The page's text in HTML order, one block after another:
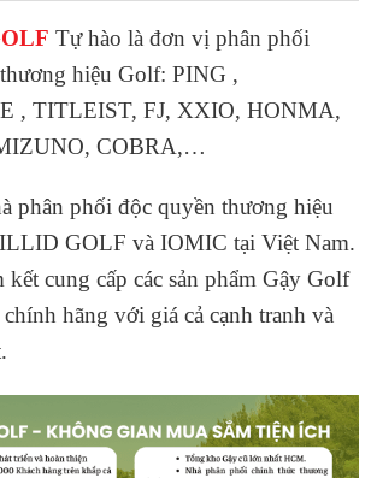
Tự hào là đơn vị phân phối
hiệu Golf: PING ,
, TITLEIST, FJ, XXIO, HONMA,
COBRA,…
phân phối độc quyền thương hiệu
GOLF và IOMIC tại Việt Nam.
cung cấp các sản phẩm Gậy Golf
hãng với giá cả cạnh tranh và